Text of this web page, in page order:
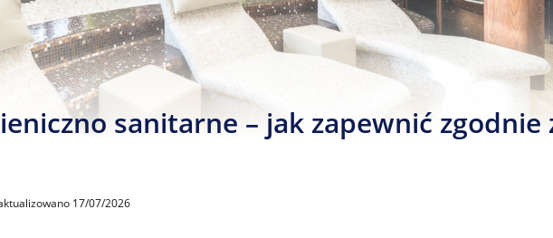
sanitarne – jak zapewnić zgodnie
17/07/2026